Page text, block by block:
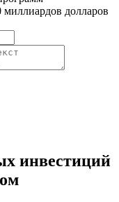
долларов
инвестиций